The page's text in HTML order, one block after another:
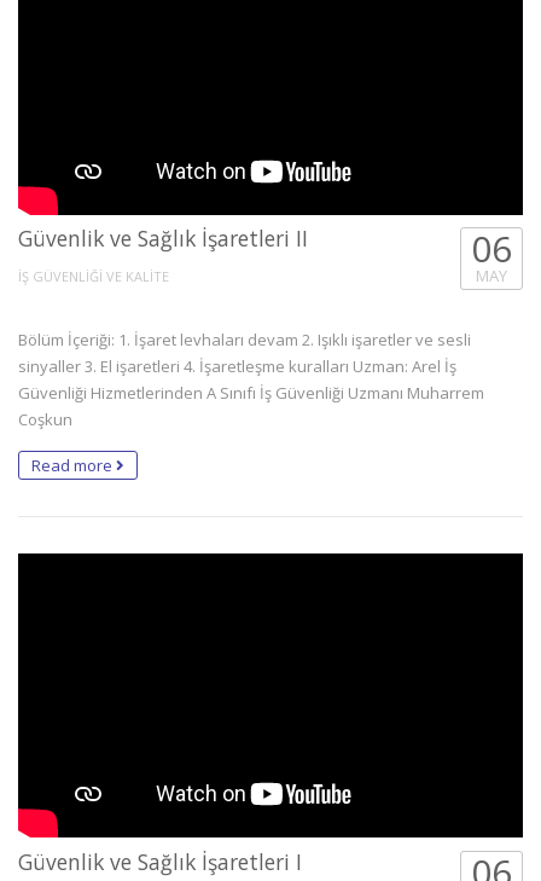
Güvenlik ve Sağlık İşaretleri II
İŞ GÜVENLİĞİ VE KALİTE
06
MAY
Bölüm İçeriği: 1. İşaret levhaları devam 2. Işıklı işaretler ve sesli
sinyaller 3. El işaretleri 4. İşaretleşme kuralları Uzman: Arel İş
Güvenliği Hizmetlerinden A Sınıfı İş Güvenliği Uzmanı Muharrem
Coşkun
Read more
Güvenlik ve Sağlık İşaretleri I